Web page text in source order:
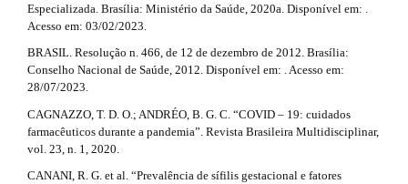
Especializada. Brasília: Ministério da Saúde, 2020a. Disponível em: .
Acesso em: 03/02/2023.
BRASIL. Resolução n. 466, de 12 de dezembro de 2012. Brasília:
Conselho Nacional de Saúde, 2012. Disponível em: . Acesso em:
28/07/2023.
CAGNAZZO, T. D. O.; ANDRÉO, B. G. C. “COVID – 19: cuidados
farmacêuticos durante a pandemia”. Revista Brasileira Multidisciplinar,
vol. 23, n. 1, 2020.
CANANI, R. G. et al. “Prevalência de sífilis gestacional e fatores